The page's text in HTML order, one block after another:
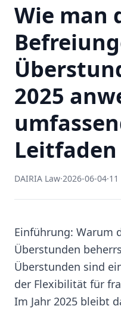
Wie man
2025
Leitfaden
DAIRIA Law·2026-06-04·
Einführung: Warum
Überstunden
Überstunden sind
der Flexibilität für
Im Jahr 2025 bleibt